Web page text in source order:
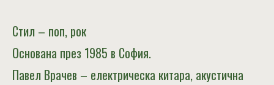
Стил – поп, рок
Основана през 1985 в София.
Павел Врачев – електрическа китара, акустична